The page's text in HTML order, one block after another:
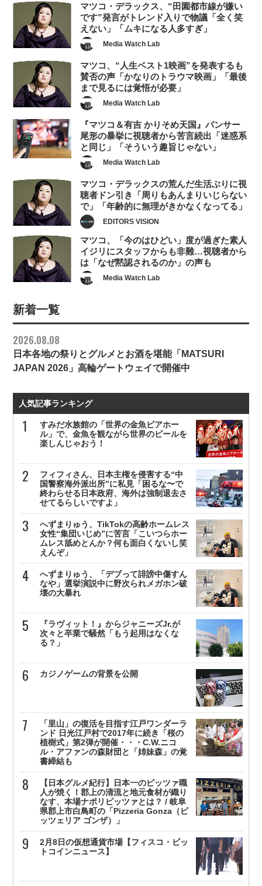
マツコ・デラックス、“田園都市線が嫌い
です”発言がトレンド入りで物議「全く笑
えない」「ムキになる人多すぎ」
Media Watch Lab
マツコ、“人生ベスト1映画”を発表するも
賛否の声「かなりのトラウマ映画」「最後
まで見るには覚悟が必要」
Media Watch Lab
『マツコ＆有吉 かりそめ天国』パンサー
尾形の暴挙に視聴者から苦言続出「迷惑系
と同じ」「そういう趣旨じゃない」
Media Watch Lab
マツコ・デラックスの荒んだ生活ぶりに視
聴者ドン引き「周りもあんまりいじらない
で」「年齢的に無理がきかなくなってる」
EDITORS VISION
マツコ、「今のはひどい」度が過ぎた素人
イジリにスタッフからも非難…視聴者から
は「なぜ黙認されるのか」の声も
Media Watch Lab
新着一覧
2026.08.08
日本各地の祭りとグルメとお酒を堪能「MATSURI
JAPAN 2026」高輪ゲートウェイで開催中
人気記事ランキング
すみだ水族館の「世界の金魚ビアホー
ル」で、金魚を観ながら世界のビールを
楽しんじゃおう！
フィフィさん、日本主権を侵害する“中
国警察海外派出所”に私見「困るな〜で
終わらせる日本政府、海外は強制退去さ
せてるらしいですよ」
へずまりゅう、TikTokの高齢ホームレス
女性“集団いじめ”に苦言「こいつらホー
ムレス舐めとんか？何も面白くないし笑
えんぞ」
へずまりゅう、「デブって誹謗中傷すん
なや」選挙演説中に野次られメガホン破
壊の大暴れ
『ラヴィット！』からジャニーズJr.が
次々と卒業で騒然「もう起用はなくな
る？」
カジノゲームの背景を公開
「里山」の復活を目指す江戸ワンダーラ
ンド 日光江戸村で2017年に続き「桜の
植樹式」第2弾が開催・・・C.W.ニコ
ル・アファンの森財団と「姉妹森」の覚
書締結も
【日本グルメ紀行】日本一のピッツァ職
人が焼く！郡上の清流と地元食材が織り
なす、本場ナポリピッツァとは？ / 岐阜
県郡上市白鳥町の「Pizzeria Gonza（ピ
ッツェリア ゴンザ）」
2月8日の仮想通貨市場【フィスコ・ビッ
トコインニュース】